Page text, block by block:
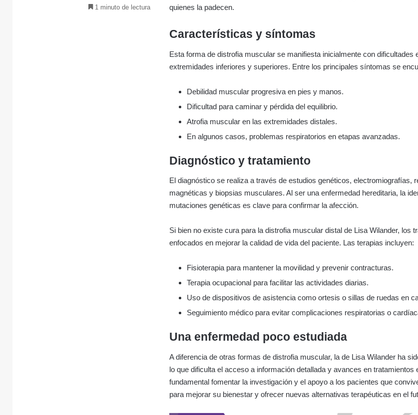
quienes la padecen.
Características y síntomas
Esta forma de distrofia muscular se manifiesta inicialmente con dificultades
extremidades inferiores y superiores. Entre los principales síntomas se
Debilidad muscular progresiva en pies y manos.
Dificultad para caminar y pérdida del equilibrio.
Atrofia muscular en las extremidades distales.
En algunos casos, problemas respiratorios en etapas avanzadas.
Diagnóstico y tratamiento
El diagnóstico se realiza a través de estudios genéticos, electromiografías,
magnéticas y biopsias musculares. Al ser una enfermedad hereditaria, la
mutaciones genéticas es clave para confirmar la afección.
Si bien no existe cura para la distrofia muscular distal de Lisa Wilander, los
enfocados en mejorar la calidad de vida del paciente. Las terapias incluyen:
Fisioterapia para mantener la movilidad y prevenir contracturas.
Terapia ocupacional para facilitar las actividades diarias.
Uso de dispositivos de asistencia como ortesis o sillas de ruedas en
Seguimiento médico para evitar complicaciones respiratorias o
Una enfermedad poco estudiada
A diferencia de otras formas de distrofia muscular, la de Lisa Wilander ha
lo que dificulta el acceso a información detallada y avances en tratamientos
fundamental fomentar la investigación y el apoyo a los pacientes que
para mejorar su bienestar y ofrecer nuevas alternativas terapéuticas en el
1 minuto de lectura